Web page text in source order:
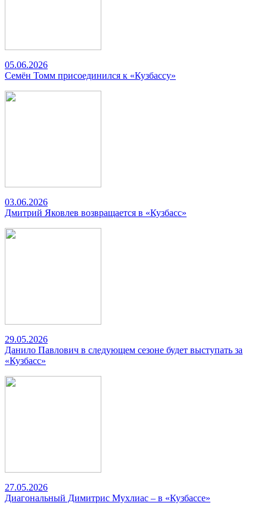
05.06.2026
Семён Томм присоединился к «Кузбассу»
03.06.2026
Дмитрий Яковлев возвращается в «Кузбасс»
29.05.2026
Данило Павлович в следующем сезоне будет выступать за
«Кузбасс»
27.05.2026
Диагональный Димитрис Мухлиас – в «Кузбассе»